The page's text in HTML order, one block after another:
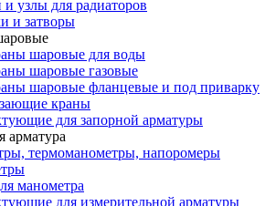
узлы для радиаторов
и затворы
шаровые для воды
шаровые газовые
шаровые фланцевые и под приварку
краны
для запорной арматуры
арматура
термоманометры, напоромеры
манометра
для измерительной арматуры